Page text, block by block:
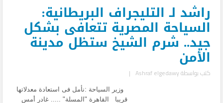
راشد لـ التليجراف البريطانية:
السياحة المصرية تتعافى بشكل
جيد.. شرم الشيخ ستظل مدينة
الأمن
كتب بواسطةAshraf elgedawy
|
وزير السياحة :نأمل فى استعادة معدلاتها
قريبا القاهرة "المسلة" ..... غادر أمس